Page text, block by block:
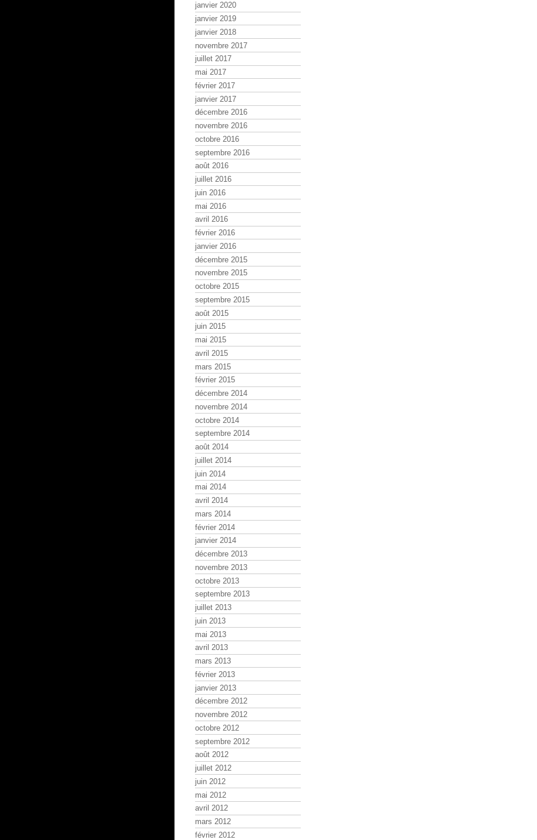
janvier 2020
janvier 2019
janvier 2018
novembre 2017
juillet 2017
mai 2017
février 2017
janvier 2017
décembre 2016
novembre 2016
octobre 2016
septembre 2016
août 2016
juillet 2016
juin 2016
mai 2016
avril 2016
février 2016
janvier 2016
décembre 2015
novembre 2015
octobre 2015
septembre 2015
août 2015
juin 2015
mai 2015
avril 2015
mars 2015
février 2015
décembre 2014
novembre 2014
octobre 2014
septembre 2014
août 2014
juillet 2014
juin 2014
mai 2014
avril 2014
mars 2014
février 2014
janvier 2014
décembre 2013
novembre 2013
octobre 2013
septembre 2013
juillet 2013
juin 2013
mai 2013
avril 2013
mars 2013
février 2013
janvier 2013
décembre 2012
novembre 2012
octobre 2012
septembre 2012
août 2012
juillet 2012
juin 2012
mai 2012
avril 2012
mars 2012
février 2012